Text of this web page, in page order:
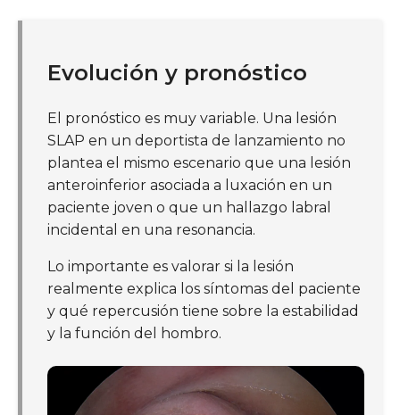
Evolución y pronóstico
El pronóstico es muy variable. Una lesión
SLAP en un deportista de lanzamiento no
plantea el mismo escenario que una lesión
anteroinferior asociada a luxación en un
paciente joven o que un hallazgo labral
incidental en una resonancia.
Lo importante es valorar si la lesión
realmente explica los síntomas del paciente
y qué repercusión tiene sobre la estabilidad
y la función del hombro.